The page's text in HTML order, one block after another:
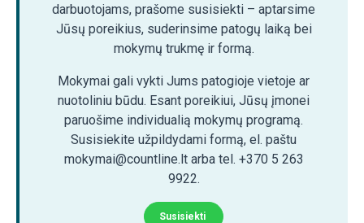
darbuotojams, prašome susisiekti – aptarsime
Jūsų poreikius, suderinsime patogų laiką bei
mokymų trukmę ir formą.
Mokymai gali vykti Jums patogioje vietoje ar
nuotoliniu būdu. Esant poreikiui, Jūsų įmonei
paruošime individualią mokymų programą.
Susisiekite užpildydami formą, el. paštu
mokymai@countline.lt arba tel. +370 5 263
9922.
Susisiekti